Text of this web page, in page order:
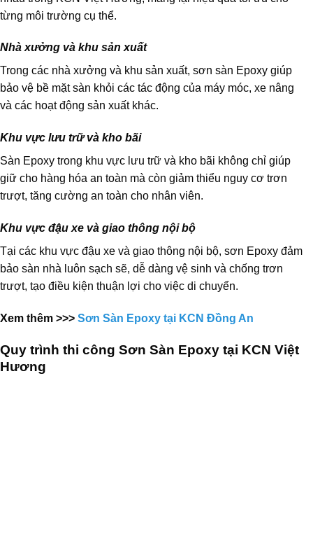
từng môi trường cụ thể.
Nhà xưởng và khu sản xuất
Trong các nhà xưởng và khu sản xuất, sơn sàn Epoxy giúp
bảo vệ bề mặt sàn khỏi các tác động của máy móc, xe nâng
và các hoạt động sản xuất khác.
Khu vực lưu trữ và kho bãi
Sàn Epoxy trong khu vực lưu trữ và kho bãi không chỉ giúp
giữ cho hàng hóa an toàn mà còn giảm thiểu nguy cơ trơn
trượt, tăng cường an toàn cho nhân viên.
Khu vực đậu xe và giao thông nội bộ
Tại các khu vực đậu xe và giao thông nội bộ, sơn Epoxy đảm
bảo sàn nhà luôn sạch sẽ, dễ dàng vệ sinh và chống trơn
trượt, tạo điều kiện thuận lợi cho việc di chuyển.
Xem thêm >>> Sơn Sàn Epoxy tại KCN Đồng An
Quy trình thi công Sơn Sàn Epoxy tại KCN Việt
Hương